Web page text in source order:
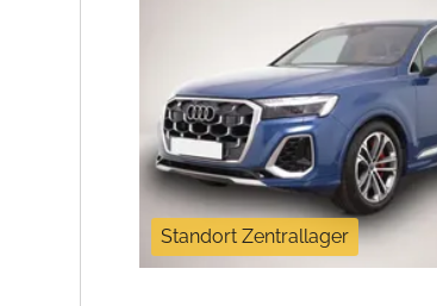
Standort Zentrallager